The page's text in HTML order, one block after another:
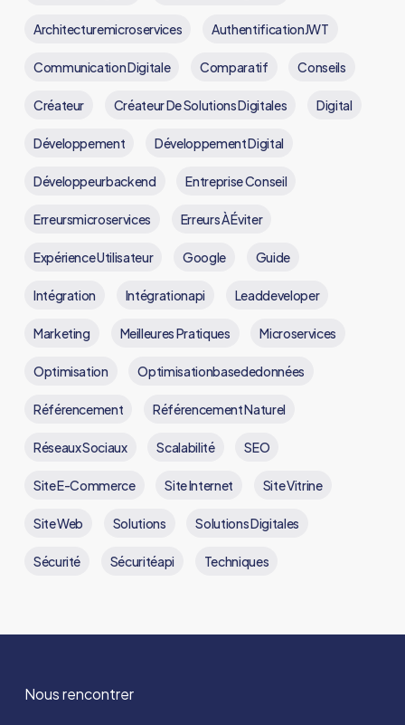
Architecturemicroservices AuthentificationJWT
Communication Digitale Comparatif Conseils
Créateur Créateur De Solutions Digitales Digital
Développement Développement Digital
Développeurbackend Entreprise Conseil
Erreursmicroservices Erreurs À Éviter
Expérience Utilisateur Google Guide
Intégration Intégrationapi Leaddeveloper
Marketing Meilleures Pratiques Microservices
Optimisation Optimisationbasededonnées
Référencement Référencement Naturel
Réseaux Sociaux Scalabilité SEO
Site E-Commerce Site Internet Site Vitrine
Site Web Solutions Solutions Digitales
Sécurité Sécuritéapi Techniques
Nous rencontrer